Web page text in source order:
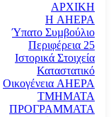
ΑΡΧΙΚΗ
Η AHEPA
Ύπατο Συµβούλιο
Περιφέρεια 25
Ιστορικά Στοιχεία
Καταστατικό
Οικογένεια AHEPA
ΤΜΗΜΑΤΑ
ΠΡΟΓΡΑΜΜΑΤΑ